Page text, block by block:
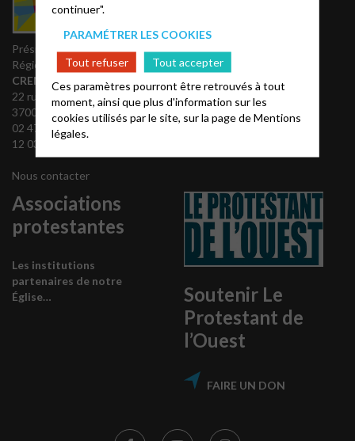
Président du Conseil
Régional
CREMER Jean Luc
22 rue Stéphane-Pitard
37000 Tours
02 47 66 61 83 ou 09 54 15
12 03 (bur.)
Nous contacter
prédications
Partenaires
REGALE
Théovie
Associations
protestantes
Les institutions
partenaires de notre
Église…
Soutenir Le
Protestant de
l’Ouest
FAIRE UN DON
continuer".
PARAMÉTRER LES COOKIES
Tout refuser
Tout accepter
Ces paramètres pourront être retrouvés à tout
moment, ainsi que plus d'information sur les
cookies utilisés par le site, sur la page deMentions
légales.